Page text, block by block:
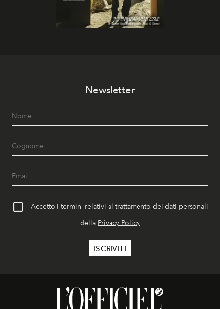
Newsletter
Accetto i termini relativi al trattamento dei dati personali
della Privacy Policy